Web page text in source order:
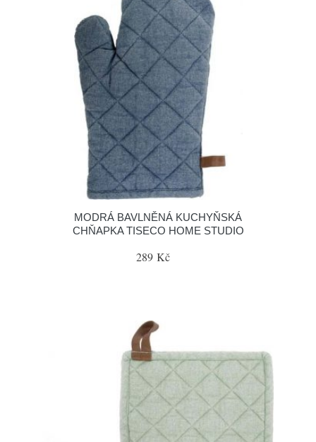
MODRÁ BAVLNĚNÁ KUCHYŇSKÁ
CHŇAPKA TISECO HOME STUDIO
289 Kč